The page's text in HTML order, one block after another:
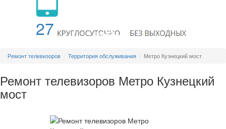
27
МЕНЮ
Ремонт телевизоров Территория обслуживания Метро Кузнецкий мост
Ремонт телевизоров Метро Кузнецкий
мост